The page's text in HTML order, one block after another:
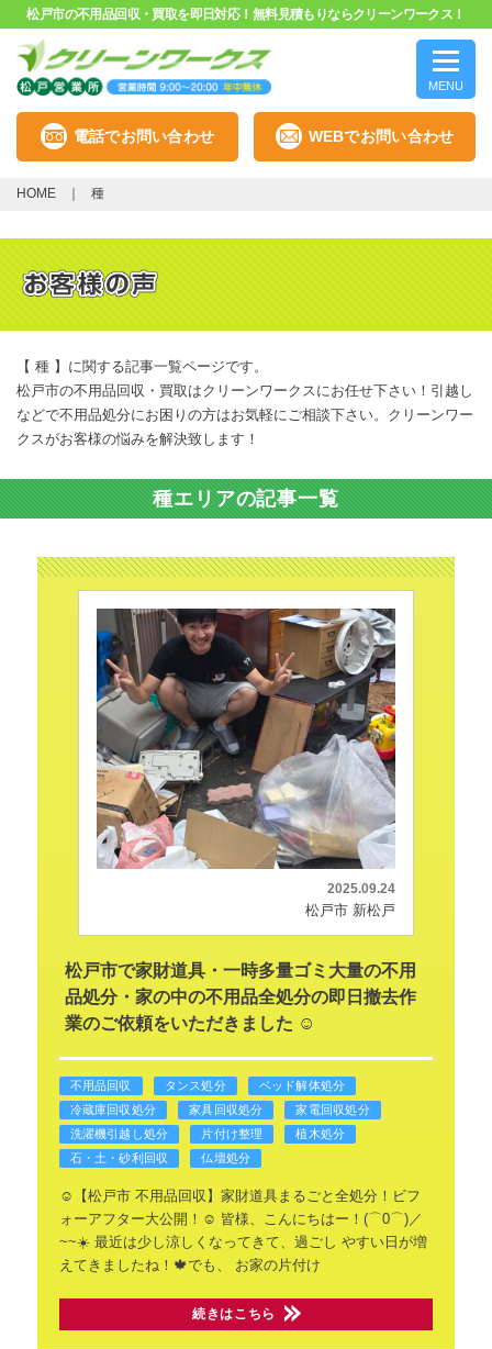
松戸市の不用品回収・買取を即日対応！無料見積もりならクリーンワークス！
MENU
電話でお問い合わせ WEBでお問い合わせ
HOME 種
【 種 】に関する記事一覧ページです。
松戸市の不用品回収・買取はクリーンワークスにお任せ下さい！引越し
などで不用品処分にお困りの方はお気軽にご相談下さい。クリーンワー
クスがお客様の悩みを解決致します！
種エリアの記事一覧
2025.09.24
松戸市 新松戸
松戸市で家財道具・一時多量ゴミ大量の不用
品処分・家の中の不用品全処分の即日撤去作
業のご依頼をいただきました ☺️
不用品回収 タンス処分
ベッド解体処分
冷蔵庫回収処分
家具回収処分
家電回収処分
洗濯機引越し処分
片付け整理
植木処分
石・土・砂利回収
仏壇処分
☺️【松戸市 不用品回収】家財道具まるごと全処分！ビフ
ォーアフター大公開！☺️ 皆様、こんにちはー！(⌒0⌒)／
~~☀️最近は少し涼しくなってきて、過ごし やすい日が増
えてきましたね！🍁でも、
お家の片付け
続きはこちら